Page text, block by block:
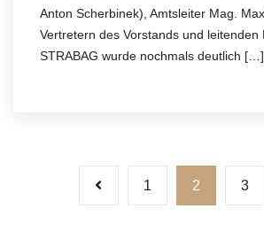
Anton Scherbinek), Amtsleiter Mag.
Vertretern des Vorstands und leitenden
STRABAG wurde nochmals deutlich […]
Beitragsnavigation
1 2 3